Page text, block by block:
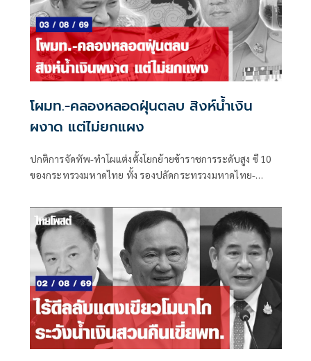
โผมท.-คลองหลอดฝุ่นตลบ สิงห์น้ำเงิน
ผงาด แต่ไม่ยกแผง
ปกติการจัดทัพ-ทำโผแต่งตั้งโยกย้ายข้าราชการระดับสูง ซี 10
ของกระทรวงมหาดไทย ทั้ง รองปลัดกระทรวงมหาดไทย-
ก็ได้รับความสนใจจากแวดวงการเมืองพอสมควร ไม่แพ้โผ
ทหาร-โผตำรวจ ยิ่งในช่วงการเมืองพีกๆ เช่น จะมีการเลือกตั้ง
ใหญ่ หรือการเมืองแรงๆ มีโอกาสที่จะมีการเปลี่ยนแปลงขั้ว
อำนาจการเมือง โผมหาดไทยก็จะอยู่ในความสนใจของแวดวง
การเมืองตามไปด้วย